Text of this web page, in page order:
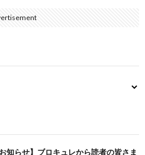
知らせ】ブロキュレから読者の皆さま